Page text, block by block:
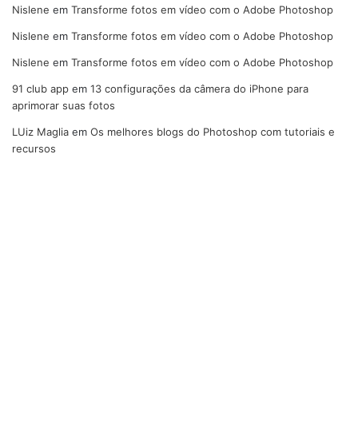
Nislene em Transforme fotos em vídeo com o Adobe Photoshop
Nislene em Transforme fotos em vídeo com o Adobe Photoshop
Nislene em Transforme fotos em vídeo com o Adobe Photoshop
91 club app em 13 configurações da câmera do iPhone para
aprimorar suas fotos
LUiz Maglia em Os melhores blogs do Photoshop com tutoriais e
recursos